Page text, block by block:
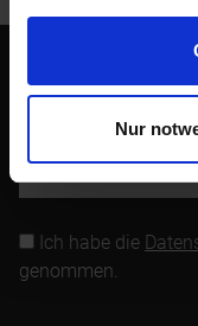
Nur
Abonnieren Sie den
Ich habe die
genommen.